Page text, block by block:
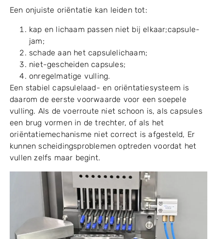
Vóór de scheiding, lege capsules moeten in de juiste
niet goed zijn georiënteerd, het scheidingssysteem
kan niet werken zoals ontworpen.
Een onjuiste oriëntatie kan leiden tot:
kap en lichaam passen niet bij elkaar;capsule-
jam;
schade aan het capsulelichaam;
niet-gescheiden capsules;
onregelmatige vulling.
Een stabiel capsulelaad- en oriëntatiesysteem is
daarom de eerste voorwaarde voor een soepele
een brug vormen in de trechter, of als het
oriëntatiemechanisme niet correct is afgesteld, Er
kunnen scheidingsproblemen optreden voordat het
vullen zelfs maar begint.